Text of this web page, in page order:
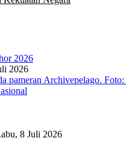
2026
2026
8 Juli 2026